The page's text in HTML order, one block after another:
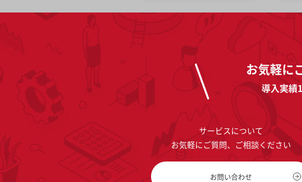
お気軽に
導入実績
サービスについて
お気軽にご質問、ご相談ください
お問い合わせ